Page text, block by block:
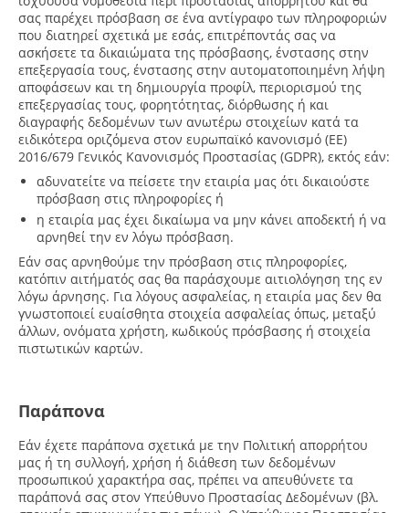
σας παρέχει πρόσβαση σε ένα αντίγραφο των πληροφοριών
που διατηρεί σχετικά με εσάς, επιτρέποντάς σας να
ασκήσετε τα δικαιώματα της πρόσβασης, ένστασης στην
επεξεργασία τους, ένστασης στην αυτοματοποιημένη λήψη
αποφάσεων και τη δημιουργία προφίλ, περιορισμού της
επεξεργασίας τους, φορητότητας, διόρθωσης ή και
διαγραφής δεδομένων των ανωτέρω στοιχείων κατά τα
ειδικότερα οριζόμενα στον ευρωπαϊκό κανονισμό (ΕΕ)
2016/679 Γενικός Κανονισμός Προστασίας (GDPR), εκτός εάν:
αδυνατείτε να πείσετε την εταιρία μας ότι δικαιούστε
πρόσβαση στις πληροφορίες ή
η εταιρία μας έχει δικαίωμα να μην κάνει αποδεκτή ή να
αρνηθεί την εν λόγω πρόσβαση.
Εάν σας αρνηθούμε την πρόσβαση στις πληροφορίες,
κατόπιν αιτήματός σας θα παράσχουμε αιτιολόγηση της εν
λόγω άρνησης. Για λόγους ασφαλείας, η εταιρία μας δεν θα
γνωστοποιεί ευαίσθητα στοιχεία ασφαλείας όπως, μεταξύ
άλλων, ονόματα χρήστη, κωδικούς πρόσβασης ή στοιχεία
πιστωτικών καρτών.
Παράπονα
Εάν έχετε παράπονα σχετικά με την Πολιτική απορρήτου
μας ή τη συλλογή, χρήση ή διάθεση των δεδομένων
προσωπικού χαρακτήρα σας, πρέπει να απευθύνετε τα
παράπονά σας στον Υπεύθυνο Προστασίας Δεδομένων (βλ.